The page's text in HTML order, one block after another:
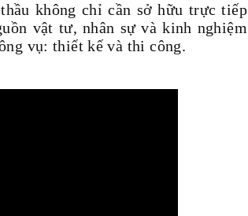
không chỉ cần sở hữu trực tiếp
vật tư, nhân sự và kinh nghiệm
vụ: thiết kế và thi công.